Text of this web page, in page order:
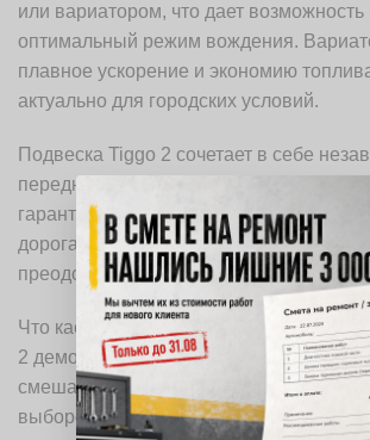
или вариатором, что дает
оптимальный режим вождения.
плавное ускорение и экономию
актуально для городских условий.
Подвеска Tiggo 2 сочетает в себе
переднюю и полунезависимую заднюю
гарантирует комфортное
дорогам. Клиренс в 190 мм позволяет
преодолевать препятствия и не
Что касается топливной
2 демонстрирует расход около 7,5
смешанном цикле. Это делает его
выбором для ежедневных поездок.